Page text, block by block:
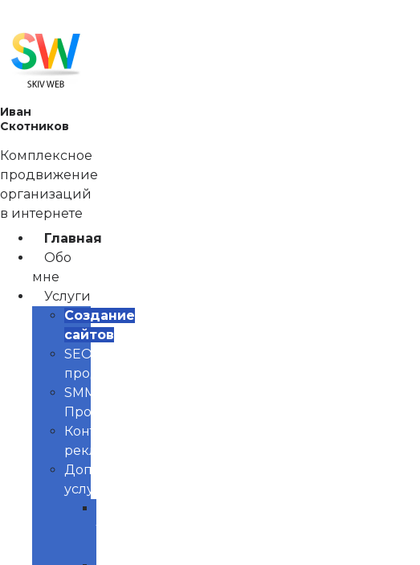
содержимому
Иван
Скотников
Комплексное
продвижение
организаций
в интернете
Главная
Обо
мне
Услуги
Создание
сайтов
SEO
продвижение
SMM
Продвижение
Контекстная
реклама
Доп.
услуги